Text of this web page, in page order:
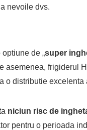
nevoile dvs.
optiune de „super
asemenea, frigiderul
o distributie
niciun risc de
pentru o perioada